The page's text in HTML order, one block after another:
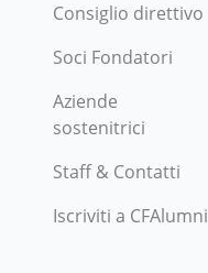
Consiglio direttivo
Soci Fondatori
Aziende
sostenitrici
Staff & Contatti
Iscriviti a CFAlumni